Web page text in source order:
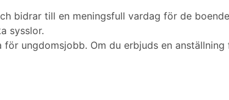
bidrar till en meningsfull vardag för de
sysslor.
ungdomsjobb. Om du erbjuds en